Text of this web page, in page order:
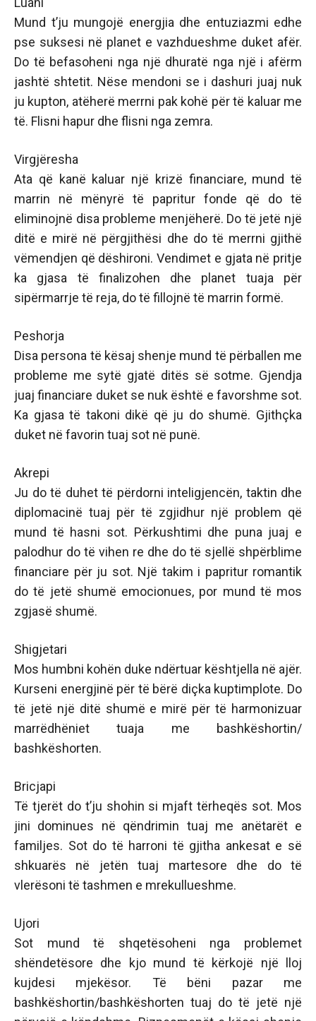
Mund t’ju mungojë energjia dhe entuziazmi edhe
pse suksesi në planet e vazhdueshme duket afër.
Do të befasoheni nga një dhuratë nga një i afërm
jashtë shtetit. Nëse mendoni se i dashuri juaj nuk
ju kupton, atëherë merrni pak kohë për të kaluar me
të. Flisni hapur dhe flisni nga zemra.
Virgjëresha
Ata që kanë kaluar një krizë financiare, mund të
marrin në mënyrë të papritur fonde që do të
eliminojnë disa probleme menjëherë. Do të jetë një
ditë e mirë në përgjithësi dhe do të merrni gjithë
vëmendjen që dëshironi. Vendimet e gjata në pritje
ka gjasa të finalizohen dhe planet tuaja për
sipërmarrje të reja, do të fillojnë të marrin formë.
Peshorja
Disa persona të kësaj shenje mund të përballen me
probleme me sytë gjatë ditës së sotme. Gjendja
juaj financiare duket se nuk është e favorshme sot.
Ka gjasa të takoni dikë që ju do shumë. Gjithçka
duket në favorin tuaj sot në punë.
Akrepi
Ju do të duhet të përdorni inteligjencën, taktin dhe
diplomacinë tuaj për të zgjidhur një problem që
mund të hasni sot. Përkushtimi dhe puna juaj e
palodhur do të vihen re dhe do të sjellë shpërblime
financiare për ju sot. Një takim i papritur romantik
do të jetë shumë emocionues, por mund të mos
zgjasë shumë.
Shigjetari
Mos humbni kohën duke ndërtuar kështjella në ajër.
Kurseni energjinë për të bërë diçka kuptimplote. Do
të jetë një ditë shumë e mirë për të harmonizuar
marrëdhëniet tuaja me bashkëshortin/
bashkëshorten.
Bricjapi
Të tjerët do t’ju shohin si mjaft tërheqës sot. Mos
jini dominues në qëndrimin tuaj me anëtarët e
familjes. Sot do të harroni të gjitha ankesat e së
shkuarës në jetën tuaj martesore dhe do të
vlerësoni të tashmen e mrekullueshme.
Ujori
Sot mund të shqetësoheni nga problemet
shëndetësore dhe kjo mund të kërkojë një lloj
kujdesi mjekësor. Të bëni pazar me
bashkëshortin/bashkëshorten tuaj do të jetë një